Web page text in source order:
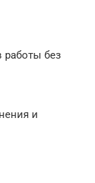
работы без
и